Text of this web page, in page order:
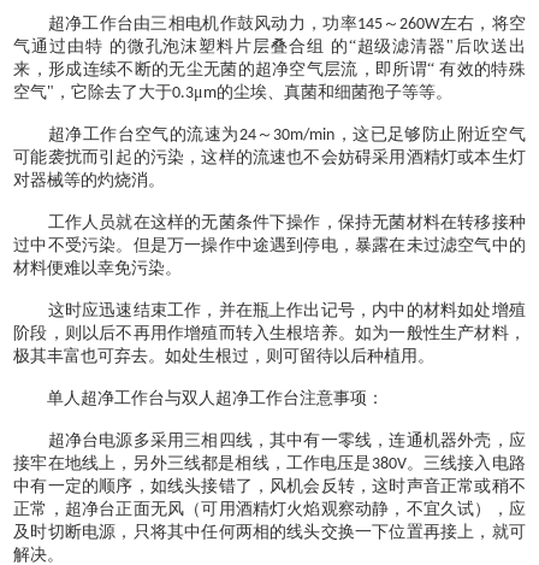
超净工作台由三相电机作鼓风动力，功率145～ 260W左右，将空
气通过由特 的微孔泡沫塑料片层叠合组 的“超级滤清器"后吹送出
来，形成连续不断的无尘无菌的超净空气层流，即所谓“ 有效的特殊
空气"，它除去了大于0.3μm的尘埃、真菌和细菌孢子等等。
超净工作台空气的流速为24～ 30m/min ，这已足够防止附近空气
可能袭扰而引起的污染，这样的流速也不会妨碍采用酒精灯或本生灯
对器械等的灼烧消。
工作人员就在这样的无菌条件下操作，保持无菌材料在转移接种
过中不受污染。但是万一操作中途遇到停电，暴露在未过滤空气中的
材料便难以幸免污染。
这时应迅速结束工作，并在瓶上作出记号，内中的材料如处增殖
阶段，则以后不再用作增殖而转入生根培养。如为一般性生产材料，
极其丰富也可弃去。如处生根过，则可留待以后种植用。
单人超净工作台与双人超净工作台注意事项：
超净台电源多采用三相四线，其中有一零线，连通机器外壳，应
接牢在地线上，另外三线都是相线，工作电压是 380V。三线接入电路
中有一定的顺序，如线头接错了，风机会反转，这时声音正常或稍不
正常，超净台正面无风（可用酒精灯火焰观察动静，不宜久试），应
及时切断电源，只将其中任何两相的线头交换一下位置再接上，就可
解决。